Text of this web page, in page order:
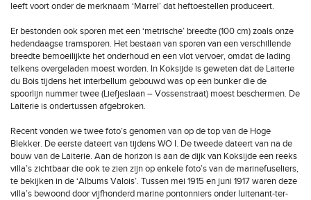
leeft voort onder de merknaam ‘Marrel’ dat heftoestellen produceert.
Er bestonden ook sporen met een ‘metrische’ breedte (100 cm) zoals onze
hedendaagse tramsporen. Het bestaan van sporen van een verschillende
breedte bemoeilijkte het onderhoud en een vlot vervoer, omdat de lading
telkens overgeladen moest worden. In Koksijde is geweten dat de Laiterie
du Bois tijdens het interbellum gebouwd was op een bunker die de
spoorlijn nummer twee (Liefjeslaan – Vossenstraat) moest beschermen. De
Laiterie is ondertussen afgebroken.
Recent vonden we twee foto’s genomen van op de top van de Hoge
Blekker. De eerste dateert van tijdens WO I. De tweede dateert van na de
bouw van de Laiterie. Aan de horizon is aan de dijk van Koksijde een reeks
villa’s zichtbaar die ook te zien zijn op enkele foto’s van de marinefuseliers,
te bekijken in de ‘Albums Valois’. Tussen mei 1915 en juni 1917 waren deze
villa’s bewoond door vijfhonderd marine pontonniers onder luitenant-ter-